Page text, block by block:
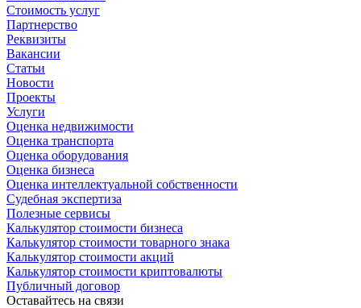
Стоимость услуг
Партнерство
Реквизиты
Вакансии
Статьи
Новости
Проекты
Услуги
Оценка недвижимости
Оценка транспорта
Оценка оборудования
Оценка бизнеса
Оценка интеллектуальной собственности
Судебная экспертиза
Полезные сервисы
Калькулятор стоимости бизнеса
Калькулятор стоимости товарного знака
Калькулятор стоимости акций
Калькулятор стоимости криптовалюты
Публичный договор
Оставайтесь на связи